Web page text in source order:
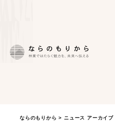
ならのもりから > ニュース アーカイブ